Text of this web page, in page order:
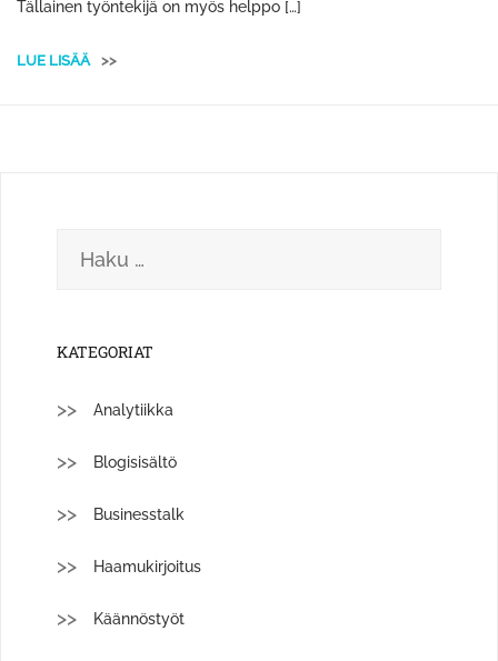
Tällainen työntekijä on myös helppo […]
LUE LISÄÄ >>
KATEGORIAT
Analytiikka
Blogisisältö
Businesstalk
Haamukirjoitus
Käännöstyöt